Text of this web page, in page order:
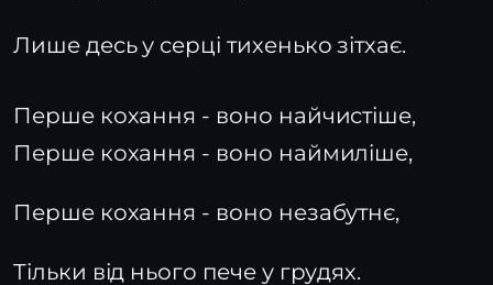
Лише десь у серці тихенько зітхає.
Перше кохання - воно найчистіше,
Перше кохання - воно наймиліше,
Перше кохання - воно незабутнє,
Тільки від нього пече у грудях.